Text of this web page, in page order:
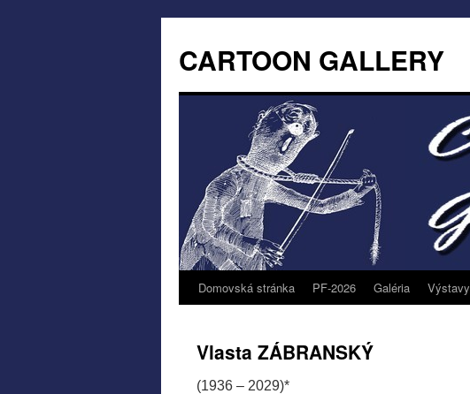
CARTOON GALLERY
Domovská stránka PF-2026 Galéria Výstavy
Vlasta ZÁBRANSKÝ
(1936 – 2029)*